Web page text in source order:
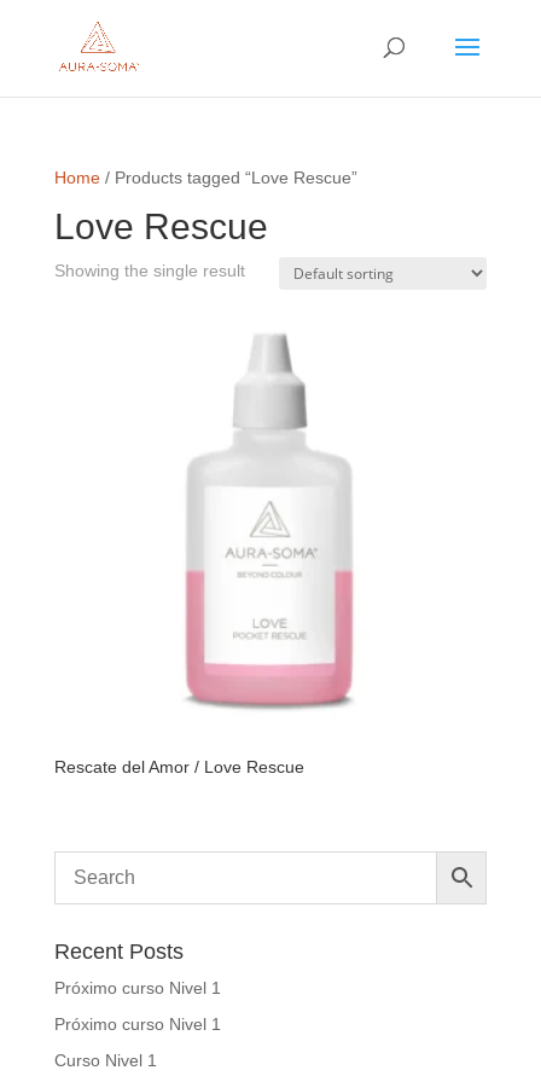
Home/ Products tagged “Love Rescue”
Love Rescue
Showing the single result
Rescate del Amor / Love Rescue
Recent Posts
Próximo curso Nivel 1
Próximo curso Nivel 1
Curso Nivel 1